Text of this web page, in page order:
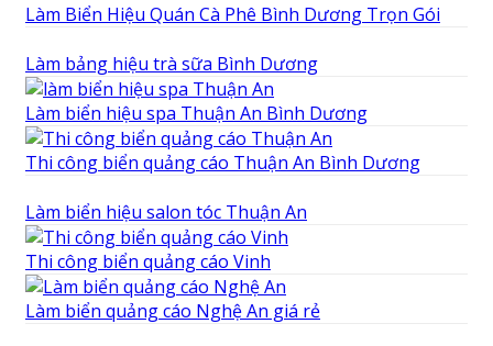
Làm Biển Hiệu Quán Cà Phê Bình Dương Trọn Gói
Làm bảng hiệu trà sữa Bình Dương
Làm biển hiệu spa Thuận An Bình Dương
Thi công biển quảng cáo Thuận An Bình Dương
Làm biển hiệu salon tóc Thuận An
Thi công biển quảng cáo Vinh
Làm biển quảng cáo Nghệ An giá rẻ